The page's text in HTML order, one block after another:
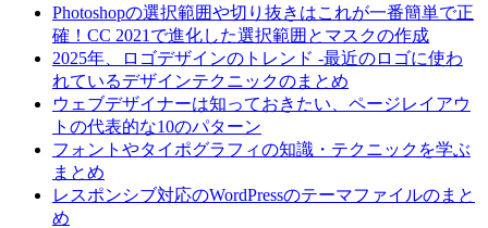
Photoshopの選択範囲や切り抜きはこれが一番簡単で正
確！CC 2021で進化した選択範囲とマスクの作成
2025年、ロゴデザインのトレンド -最近のロゴに使わ
れているデザインテクニックのまとめ
ウェブデザイナーは知っておきたい、ページレイアウ
トの代表的な10のパターン
フォントやタイポグラフィの知識・テクニックを学ぶ
まとめ
レスポンシブ対応のWordPressのテーマファイルのまと
め